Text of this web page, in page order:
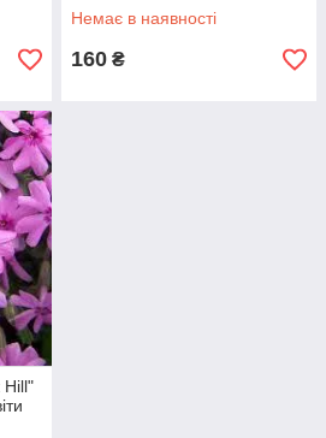
Немає в наявності
160 ₴